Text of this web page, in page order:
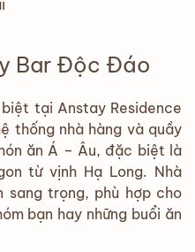
Bar Độc Đáo
tại Anstay Residence
thống nhà hàng và quầy
ăn Á – Âu, đặc biệt là
từ vịnh Hạ Long. Nhà
sang trọng, phù hợp cho
bạn hay những buổi ăn